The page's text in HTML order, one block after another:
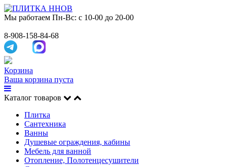
Мы работаем Пн-Вс: с 10-00 до 20-00
8-908-158-84-68
Корзина
Ваша корзина пуста
Каталог товаров
Плитка
Сантехника
Ванны
Душевые ограждения, кабины
Мебель для ванной
Отопление, Полотенцесушители